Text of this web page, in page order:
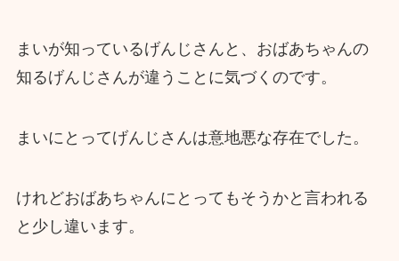
まいが知っているげんじさんと、おばあちゃんの
知るげんじさんが違うことに気づくのです。
まいにとってげんじさんは意地悪な存在でした。
けれどおばあちゃんにとってもそうかと言われる
と少し違います。